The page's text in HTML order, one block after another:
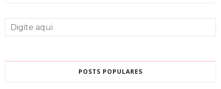
POSTS POPULARES